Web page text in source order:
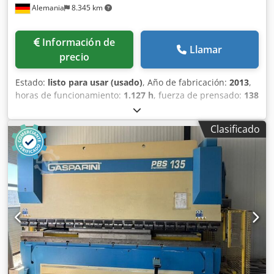
Alemania 8.345 km
Información de
precio
Llamar
Estado: listo para usar (usado), Año de fabricación: 2013,
horas de funcionamiento: 1.127 h, fuerza de prensado: 138
, ancho total:
2.550 mm, peso total:10.200 kg, fabricante de controles:
DELEM, modelo de controlador:
, longitud del
producto (máx.):3.640 mm, número de ejes:6, Esta
plegadora RICO PRCN Synchro 30135 de 6 ejes se fabricó
en 2013. Cuenta con una fuerza de prensado de 1350 kN y
una longitud de plegado de 3100 mm. La máquina está
equipada con un potente motor de 11 kW y ofrece
avanzados sistemas de asistencia al plegado controlados
por CNC. Si busca capacidades de plegado de alta calidad,
considere la plegadora RICO PRCN Synchro 30135 que
tenemos a la venta. Póngase en contacto con nosotros para
obtener más detalles. • Distancia entre los bastidores
Clasificado